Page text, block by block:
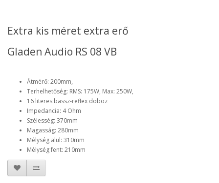
Extra kis méret extra erő
Gladen Audio RS 08 VB
Átmérő: 200mm,
Terhelhetőség: RMS: 175W, Max: 250W,
16 literes bassz-reflex doboz
Impedancia: 4 Ohm
Szélesség: 370mm
Magasság: 280mm
Mélység alul: 310mm
Mélység fent: 210mm